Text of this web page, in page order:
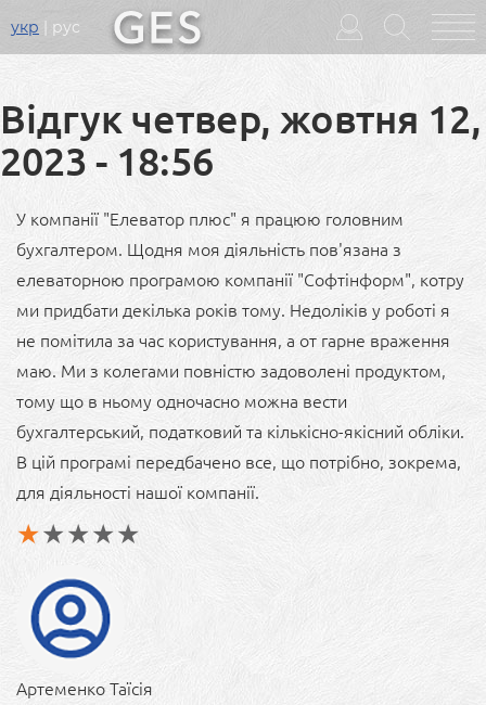
укр рус
Головне
меню
Відгук четвер, жовтня 12,
2023 - 18:56
У компанії "Елеватор плюс" я працюю головним
бухгалтером. Щодня моя діяльність пов'язана з
елеваторною програмою компанії "Софтінформ", котру
ми придбати декілька років тому. Недоліків у роботі я
не помітила за час користування, а от гарне враження
маю. Ми з колегами повністю задоволені продуктом,
тому що в ньому одночасно можна вести
бухгалтерський, податковий та кількісно-якісний обліки.
В цій програмі передбачено все, що потрібно, зокрема,
для діяльності нашої компанії.
Артеменко Таїсія